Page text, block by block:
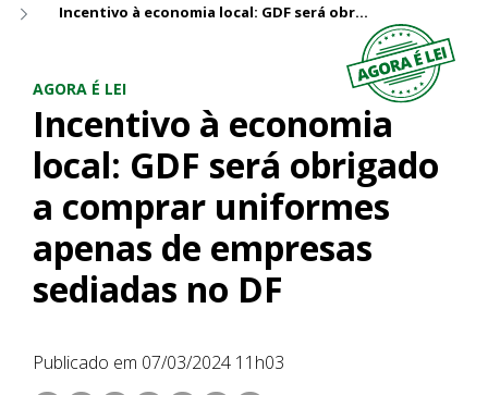
Incentivo à economia local: GDF será obrigado a comprar uniformes apenas de empresas sediadas no DF
Incentivo à economia local:
AGORA É LEI
Incentivo à economia
local: GDF será obrigado
a comprar uniformes
apenas de empresas
sediadas no DF
Publicado em 07/03/2024 11h03